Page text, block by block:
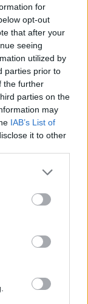
for
opt-out
that after your
seeing
utilized by
parties prior to
the further
parties on the
may
IAB’s List of
it to other
vartotojai.